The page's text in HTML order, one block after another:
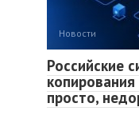
Новости
Российские
просто,